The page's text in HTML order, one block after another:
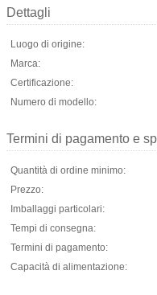
Dettagli
Luogo di origine:
Marca:
Certificazione:
Numero di modello:
Termini di pagamento e
Quantità di ordine minimo:
Prezzo:
Imballaggi particolari:
Tempi di consegna:
Termini di pagamento:
Capacità di alimentazione: